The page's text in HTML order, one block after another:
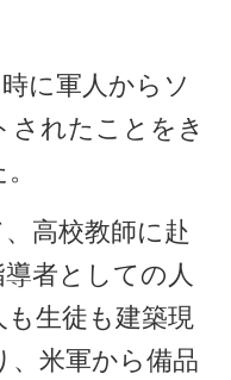
に軍人からソ
されたことをき
高校教師に赴
者としての人
生徒も建築現
米軍から備品